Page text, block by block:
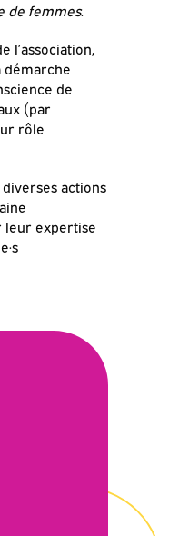
de femmes.
l’association,
démarche
de
(par
rôle
actions
leur expertise